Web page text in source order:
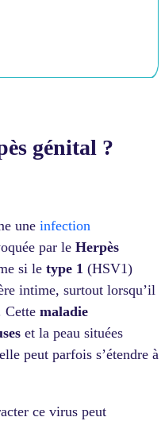
génital ?
une infection
par le Herpès
si le type 1 (HSV1)
intime, surtout lorsqu’il
Cette maladie
et la peau situées
peut parfois s’étendre à
ce virus peut